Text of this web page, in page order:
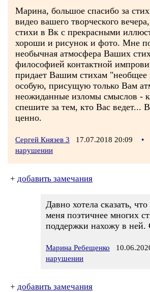
Марина, большое спасибо за
видео вашего творческого
стихи в Вк с прекрасными
хороши и рисунок и фото. Мне
необычная атмосфера Ваших
философией контактной
придает Вашим стихам "необщее
особую, присущую только Вам
неожиданные изломы смыслов -
спешите за тем, кто Вас ведет...
ценно.
Сергей Князев 3 17.07.2018 20:09 •
нарушении
+ добавить замечания
Давно хотела сказать,
меня поэтичнее многих
поддержки нахожу в ней.
Марина Ребещенко
нарушении
+ добавить замечания